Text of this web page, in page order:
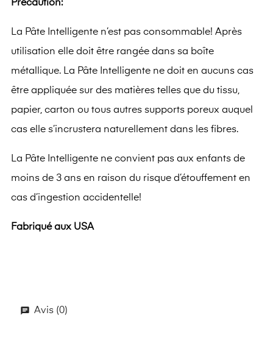
Précaution:
La Pâte Intelligente n’est pas consommable! Après
utilisation elle doit être rangée dans sa boîte
métallique. La Pâte Intelligente ne doit en aucuns cas
être appliquée sur des matières telles que du tissu,
papier, carton ou tous autres supports poreux auquel
cas elle s’incrustera naturellement dans les fibres.
La Pâte Intelligente ne convient pas aux enfants de
moins de 3 ans en raison du risque d’étouffement en
cas d’ingestion accidentelle!
Fabriqué aux USA
Avis (0)